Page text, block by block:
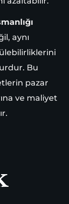
aynı
Bu
pazar
ve maliyet